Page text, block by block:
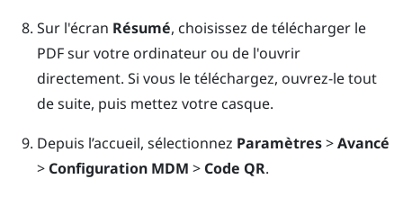
Sur l'écran Résumé, choisissez de télécharger le
PDF sur votre ordinateur ou de l'ouvrir
directement. Si vous le téléchargez, ouvrez-le tout
de suite, puis mettez votre casque.
Depuis l’accueil, sélectionnez Paramètres>Avancé
> Configuration MDM > Code QR.